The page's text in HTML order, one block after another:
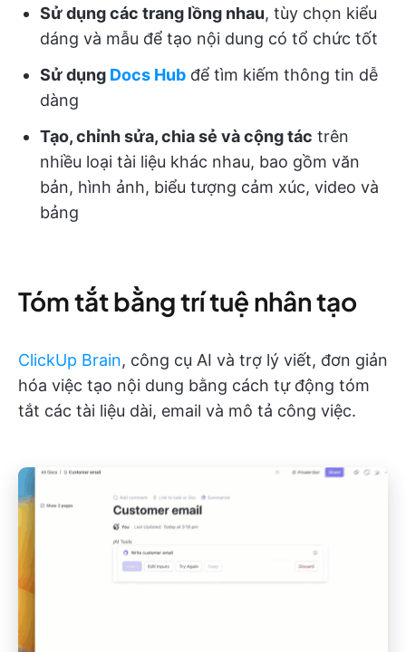
Sử dụng các trang lồng nhau, tùy chọn kiểu
dáng và mẫu để tạo nội dung có tổ chức tốt
Sử dụng Docs Hub để tìm kiếm thông tin dễ
dàng
Tạo, chỉnh sửa, chia sẻ và cộng tác trên
nhiều loại tài liệu khác nhau, bao gồm văn
bản, hình ảnh, biểu tượng cảm xúc, video và
bảng
Tóm tắt bằng trí tuệ nhân tạo
ClickUp Brain, công cụ AI và trợ lý viết, đơn giản
hóa việc tạo nội dung bằng cách tự động tóm
tắt các tài liệu dài, email và mô tả công việc.